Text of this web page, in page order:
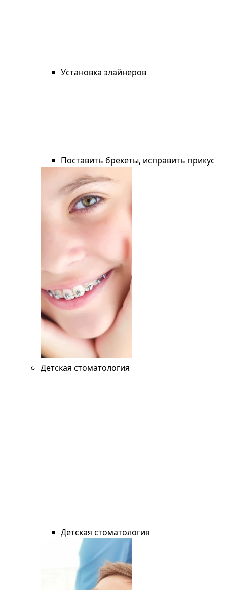
Установка элайнеров
Поставить брекеты, исправить прикус
Детская стоматология
Детская стоматология